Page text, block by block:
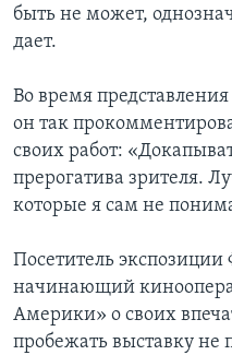
быть не может,
дает.
Во время
он так
своих работ:
прерогатива зрителя.
которые я сам не
Посетитель
начинающий
Америки» о своих
пробежать выставку не